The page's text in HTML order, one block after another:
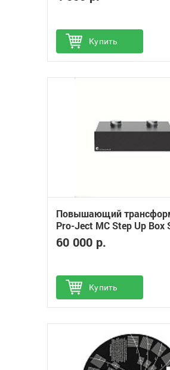
Купить
Добавить в
Повышающий
Pro-Ject MC Step Up Box
60 000 р.
Купить
Добавить в